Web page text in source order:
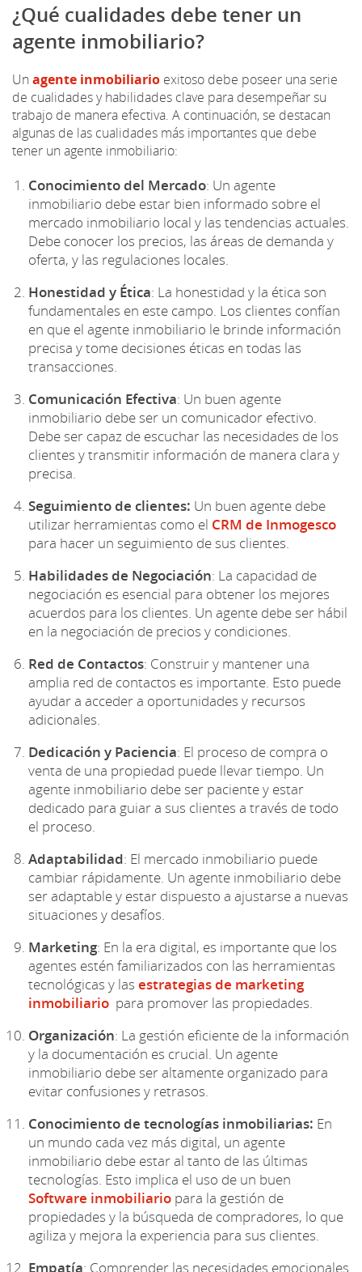
¿Qué cualidades debe tener un
agente inmobiliario?
Un agente inmobiliario exitoso debe poseer una serie
de cualidades y habilidades clave para desempeñar su
trabajo de manera efectiva. A continuación, se destacan
algunas de las cualidades más importantes que debe
tener un agente inmobiliario:
Conocimiento del Mercado: Un agente
inmobiliario debe estar bien informado sobre el
mercado inmobiliario local y las tendencias actuales.
Debe conocer los precios, las áreas de demanda y
oferta, y las regulaciones locales.
Honestidad y Ética: La honestidad y la ética son
fundamentales en este campo. Los clientes confían
en que el agente inmobiliario le brinde información
precisa y tome decisiones éticas en todas las
transacciones.
Comunicación Efectiva: Un buen agente
inmobiliario debe ser un comunicador efectivo.
Debe ser capaz de escuchar las necesidades de los
clientes y transmitir información de manera clara y
precisa.
Seguimiento de clientes: Un buen agente debe
utilizar herramientas como el CRM de Inmogesco
para hacer un seguimiento de sus clientes.
Habilidades de Negociación: La capacidad de
negociación es esencial para obtener los mejores
acuerdos para los clientes. Un agente debe ser hábil
en la negociación de precios y condiciones.
Red de Contactos: Construir y mantener una
amplia red de contactos es importante. Esto puede
ayudar a acceder a oportunidades y recursos
adicionales.
Dedicación y Paciencia: El proceso de compra o
venta de una propiedad puede llevar tiempo. Un
agente inmobiliario debe ser paciente y estar
dedicado para guiar a sus clientes a través de todo
el proceso.
Adaptabilidad: El mercado inmobiliario puede
cambiar rápidamente. Un agente inmobiliario debe
ser adaptable y estar dispuesto a ajustarse a nuevas
situaciones y desafíos.
Marketing: En la era digital, es importante que los
agentes estén familiarizados con las herramientas
tecnológicas y las estrategias de marketing
inmobiliario para promover las propiedades.
Organización: La gestión eficiente de la información
y la documentación es crucial. Un agente
inmobiliario debe ser altamente organizado para
evitar confusiones y retrasos.
Conocimiento de tecnologías inmobiliarias: En
un mundo cada vez más digital, un agente
inmobiliario debe estar al tanto de las últimas
tecnologías. Esto implica el uso de un buen
Software inmobiliario para la gestión de
propiedades y la búsqueda de compradores, lo que
agiliza y mejora la experiencia para sus clientes.
Empatía: Comprender las necesidades emocionales